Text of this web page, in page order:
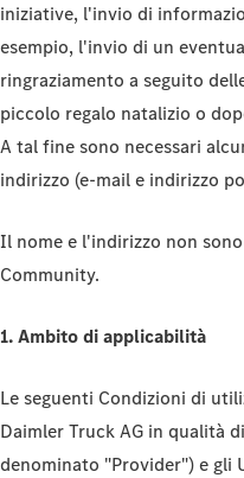
iniziative, l'invio di
esempio, l'invio di un
ringraziamento a seguito
piccolo regalo natalizio o
A tal fine sono necessari
indirizzo (e-mail e indirizzo
Il nome e l'indirizzo non
Community.
1. Ambito di applicabilità
Le seguenti Condizioni di
Daimler Truck AG in qualità
denominato "Provider") e gli